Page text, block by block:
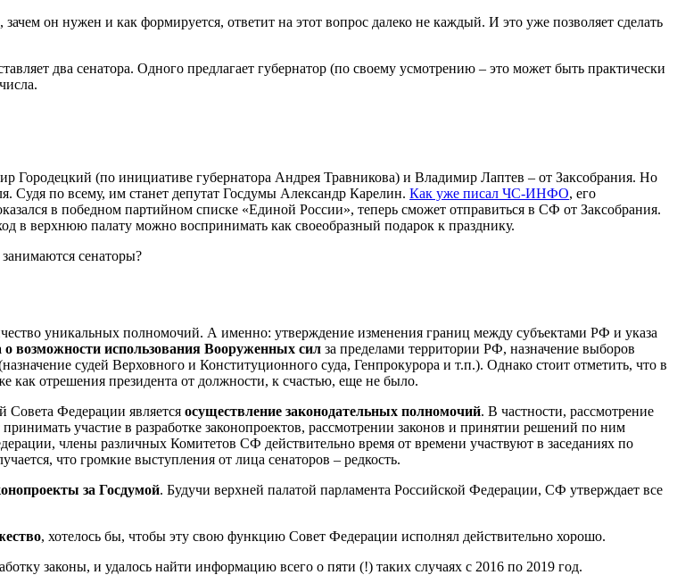
он нужен и как формируется, ответит на этот вопрос далеко не каждый. И это уже позволяет сделать
два сенатора. Одного предлагает губернатор (по своему усмотрению – это может быть практически
(по инициативе губернатора Андрея Травникова) и Владимир Лаптев – от Заксобрания. Но
Судя по всему, им станет депутат Госдумы Александр Карелин. Как уже писал ЧС-ИНФО, его
в победном партийном списке «Единой России», теперь сможет отправиться в СФ от Заксобрания.
в верхнюю палату можно воспринимать как своеобразный подарок к празднику.
сенаторы?
уникальных полномочий. А именно: утверждение изменения границ между субъектами РФ и указа
о возможности использования Вооруженных сил за пределами территории РФ, назначение выборов
судей Верховного и Конституционного суда, Генпрокурора и т.п.). Однако стоит отметить, что в
отрешения президента от должности, к счастью, еще не было.
Федерации является осуществление законодательных полномочий. В частности, рассмотрение
участие в разработке законопроектов, рассмотрении законов и принятии решений по ним
члены различных Комитетов СФ действительно время от времени участвуют в заседаниях по
что громкие выступления от лица сенаторов – редкость.
за Госдумой. Будучи верхней палатой парламента Российской Федерации, СФ утверждает все
, хотелось бы, чтобы эту свою функцию Совет Федерации исполнял действительно хорошо.
законы, и удалось найти информацию всего о пяти (!) таких случаях с 2016 по 2019 год.